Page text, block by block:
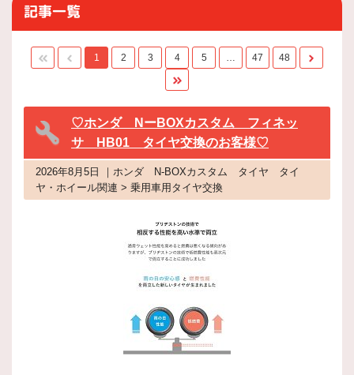
記事一覧
1 2 3 4 5 … 47 48
♡ホンダ NーBOXカスタム フィネッ
サ HB01 タイヤ交換のお客様♡
2026年8月5日 ｜ホンダ N-BОXカスタム タイヤ タイ
ヤ・ホイール関連 > 乗用車用タイヤ交換